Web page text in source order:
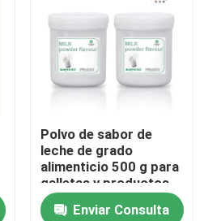
Polvo de sabor de
leche de grado
alimenticio 500 g para
galletas y productos
de confitería
Enviar Consulta